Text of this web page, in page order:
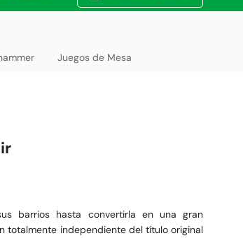
Juegos de Mesa
barrios hasta convertirla en una gran
totalmente independiente del título original